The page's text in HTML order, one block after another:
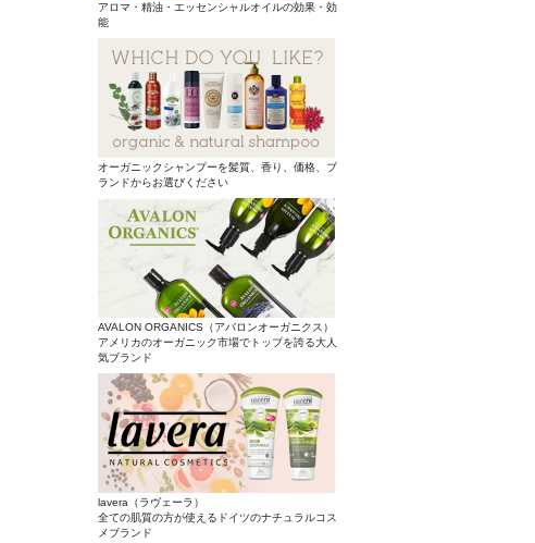
アロマ・精油・エッセンシャルオイルの効果・効
能
オーガニックシャンプーを髪質、香り、価格、ブ
ランドからお選びください
AVALON ORGANICS（アバロンオーガニクス）
アメリカのオーガニック市場でトップを誇る大人
気ブランド
lavera（ラヴェーラ）
全ての肌質の方が使えるドイツのナチュラルコス
メブランド